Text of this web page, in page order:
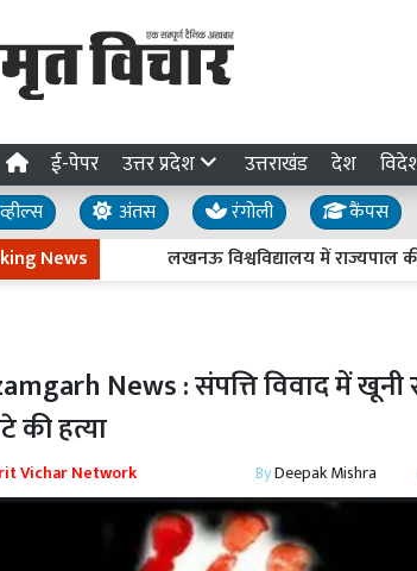
ई-पेपर उत्तर प्रदेश उत्तराखंड देश
अंतस रंगोली कैंपस
News
लखनऊ विश्वविद्यालय में राज्यपाल की
News : संपत्ति विवाद में खूनी
की हत्या
Vichar Network ByDeepak Mishra